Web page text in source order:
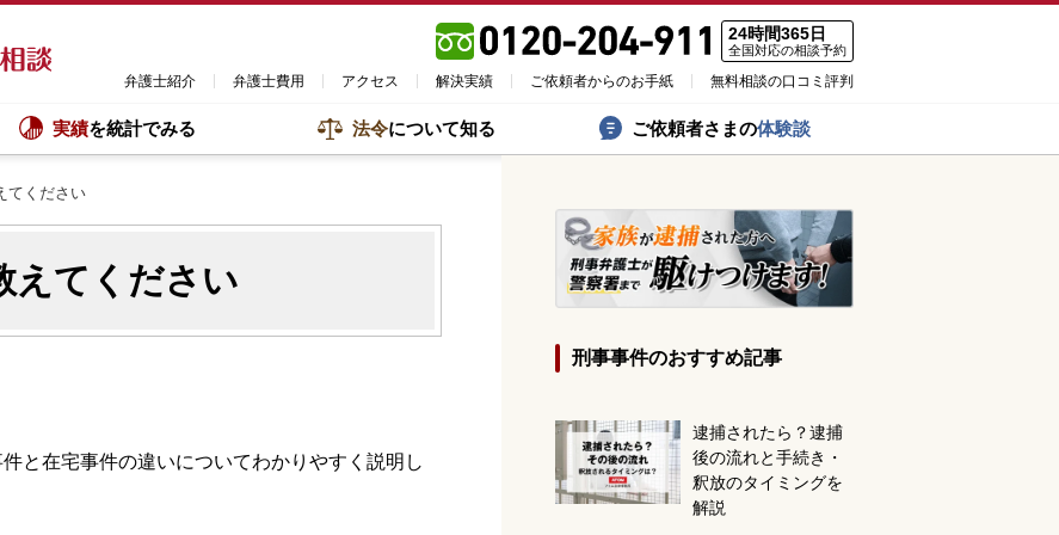
24時間365日
全国対応の相談予約
弁護士紹介 弁護士費用 アクセス 解決実績 ご依頼者からのお手紙 無料相談の口コミ評判
実績を統計でみる 法令について知る ご依頼者さまの体験談
てください
えてください
と在宅事件の違いについてわかりやすく説明し
刑事事件のおすすめ記事
逮捕されたら？逮捕
後の流れと手続き・
釈放のタイミングを
解説